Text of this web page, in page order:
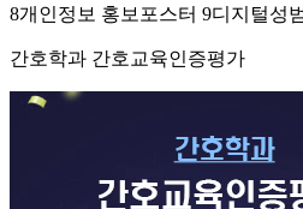
8개인정보 홍보포스터 9디지털성
간호학과 간호교육인증평가